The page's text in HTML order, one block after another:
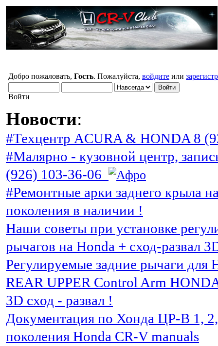
Добро пожаловать, Гость. Пожалуйста, войдите или
Войти
Новости:
#Техцентр ACURA & HONDA 8
#Малярно - кузовной центр,
(926) 103-36-06
#Ремонтные арки заднего крыла
поколения в наличии !
Наши советы при установке
рычагов на Honda + сход-развал
Регулируемые задние рычаги для
REAR UPPER Control Arm
3D сход - развал !
Документация по Хонда ЦР-В 1,
поколения Honda CR-V manuals